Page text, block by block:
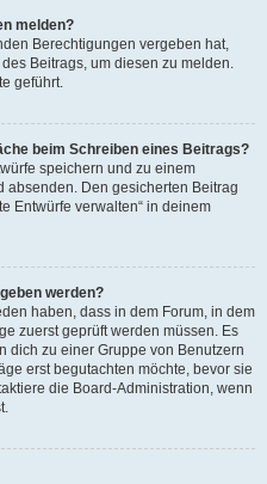
melden?
Berechtigungen vergeben hat,
Beitrags, um diesen zu melden.
geführt.
beim Schreiben eines Beitrags?
speichern und zu einem
absenden. Den gesicherten Beitrag
Entwürfe verwalten“ in deinem
werden?
haben, dass in dem Forum, in dem
zuerst geprüft werden müssen. Es
dich zu einer Gruppe von Benutzern
erst begutachten möchte, bevor sie
die Board-Administration, wenn